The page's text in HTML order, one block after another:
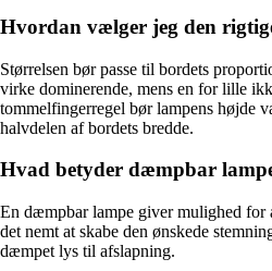
Hvordan vælger jeg den
Størrelsen bør passe til bordets
virke dominerende, mens en for lille
tommelfingerregel bør lampens højde
halvdelen af bordets bredde.
Hvad betyder dæmpbar
En dæmpbar lampe giver mulighed for
det nemt at skabe den ønskede
dæmpet lys til afslapning.